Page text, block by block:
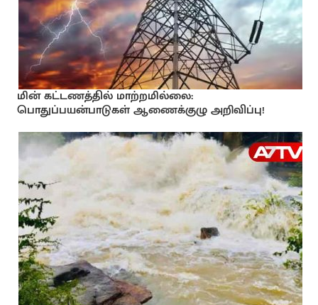
மின் கட்டணத்தில் மாற்றமில்லை:
பொதுப்பயன்பாடுகள் ஆணைக்குழு அறிவிப்பு!